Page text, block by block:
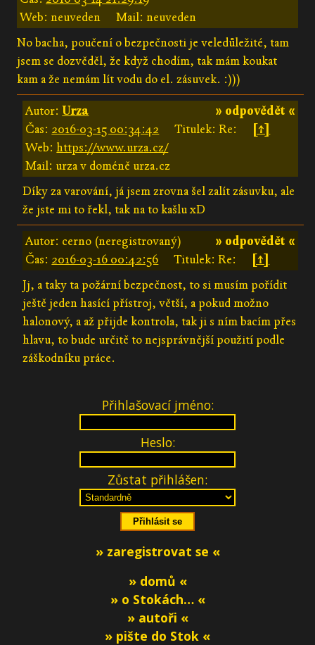
Web: neuveden
Mail: neuveden
No bacha, poučení o bezpečnosti je veledůležité, tam
jsem se dozvěděl, že když chodím, tak mám koukat
kam a že nemám lít vodu do el. zásuvek. :)))
» odpovědět «
Autor:Urza
Čas: 2016-03-15 00:34:42 Titulek: Re:
[↑]
Web:https://www.urza.cz/
Mail: urza v doméně urza.cz
Díky za varování, já jsem zrovna šel zalít zásuvku, ale
že jste mi to řekl, tak na to kašlu xD
» odpovědět «
Autor: cerno (neregistrovaný)
Čas: 2016-03-16 00:42:56 Titulek: Re:
[↑]
Jj, a taky ta požární bezpečnost, to si musím pořídit
ještě jeden hasící přístroj, větší, a pokud možno
halonový, a až přijde kontrola, tak ji s ním bacím přes
hlavu, to bude určitě to nejsprávnější použití podle
záškodníku práce.
Přihlašovací jméno:
Heslo:
Zůstat přihlášen:
» zaregistrovat se «
» domů «
» o Stokách… «
» autoři «
» pište do Stok «